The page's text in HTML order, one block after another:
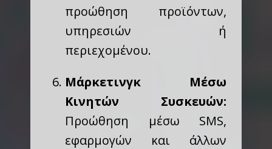
προώθηση προϊόντων,
υπηρεσιών ή
περιεχομένου.
Μάρκετινγκ Μέσω
Κινητών Συσκευών:
Προώθηση μέσω SMS,
εφαρμογών και άλλων